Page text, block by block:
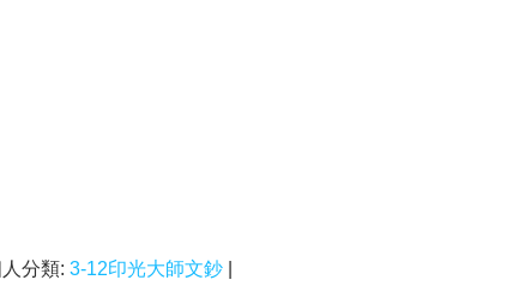
人分類: 3-12印光大師文鈔